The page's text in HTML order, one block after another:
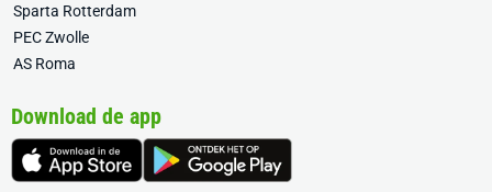
Sparta Rotterdam
PEC Zwolle
AS Roma
Download de app